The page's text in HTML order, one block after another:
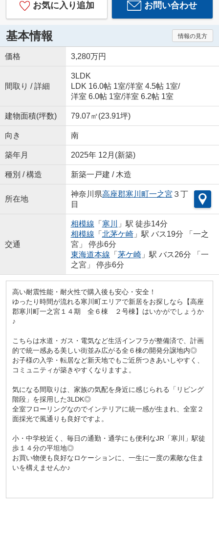
お気に入り追加 お問い合わせ
基本情報 情報の見方
価格 3,280万円
間取り / 詳細
3LDK
LDK 16.0帖 1室/洋室 4.5帖 1室/
洋室 6.0帖 1室/洋室 6.2帖 1室
建物面積(坪数) 79.07㎡(23.91坪)
向き 南
築年月 2025年 12月(新築)
種別 / 構造 新築一戸建 / 木造
所在地
神奈川県高座郡寒川町一之宮 ３丁
目
交通
相模線 「 寒川
」駅 徒歩14分
相模線 「 北茅ケ崎」駅 バス19分 「一之
宮」 停歩6分
東海道本線 「 茅ケ崎」駅 バス26分 「一
之宮」 停歩6分
高い耐震性能・耐火性で購入後も安心・安全！
ゆったり時間が流れる寒川町エリアで新居をお探しなら【高座
郡寒川町一之宮１４期 全６棟 ２号棟】はいかがでしょうか
♪
こちらは水道・ガス・電気など生活インフラが整備済で、計画
的で統一感ある美しい街並み広がる全６棟の開発分譲地内◎
お子様の入学・転居など新天地でもご近所つきあいしやすく、
コミュニティが築きやすくなりますよ。
気になる間取りは、家族の気配を身近に感じられる「リビング
階段」を採用した3LDK◎
全室フローリングなのでインテリアに統一感が生まれ、全室２
面採光で風通りも良好ですよ。
小・中学校近く、毎日の通勤・通学にも便利なJR「寒川」駅徒
歩１４分の平坦地◎
お買い物便も良好なロケーションに、一生に一度の素敵な住ま
いを構えませんか♪